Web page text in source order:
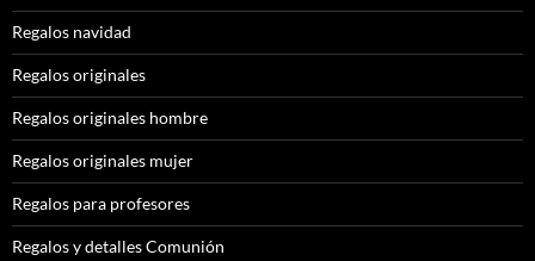
Regalos navidad
Regalos originales
Regalos originales hombre
Regalos originales mujer
Regalos para profesores
Regalos y detalles Comunión